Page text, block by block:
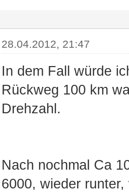
28.04.2012, 21:47
In dem Fall würde
Rückweg 100 km
Drehzahl.
Nach nochmal Ca
6000, wieder